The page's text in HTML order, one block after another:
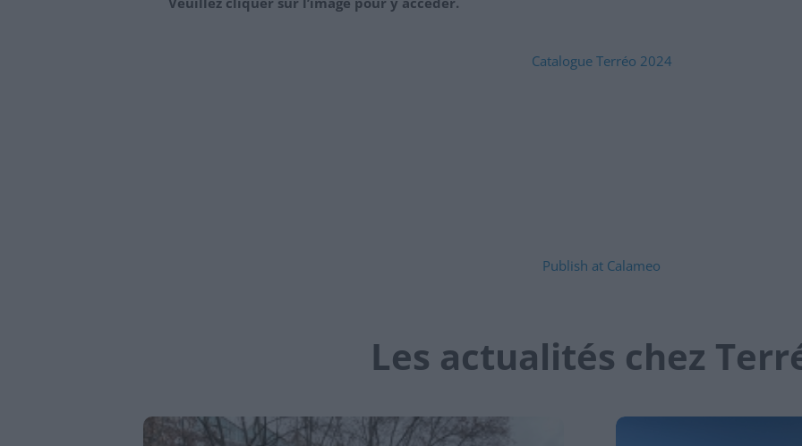
Catalogue Terréo 2024
Publish at Calameo
Les actualités chez